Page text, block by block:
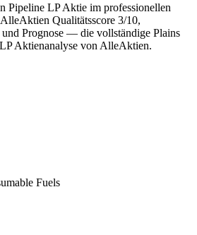
Pipeline LPAktie im professionellen
Qualitätsscore 3/10,
Prognose — die vollständige Plains
Aktienanalyse von AlleAktien.
Fuels